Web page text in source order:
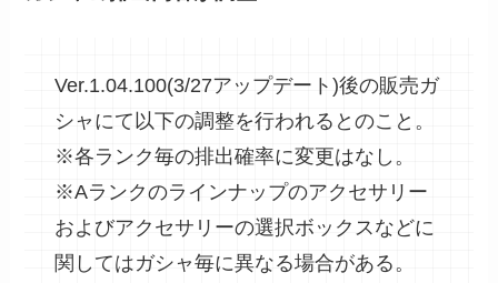
Ver.1.04.100(3/27アップデート)後の販売ガ
シャにて以下の調整を行われるとのこと。
※各ランク毎の排出確率に変更はなし。
※Aランクのラインナップのアクセサリー
およびアクセサリーの選択ボックスなどに
関してはガシャ毎に異なる場合がある。